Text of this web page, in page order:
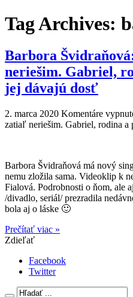
Tag Archives:
Barbora
neriešim. Gabriel,
jej dávajú dosť
2. marca 2020 Komentáre
zatiaľ neriešim. Gabriel, rodina
Barbora Švidraňová má nový
nemu zložila sama. Videoklip k
Fialová. Podrobnosti o ňom, ale
/divadlo, seriál/ prezradila
bola aj o láske 🙂
Prečítať viac »
Zdieľať
Facebook
Twitter